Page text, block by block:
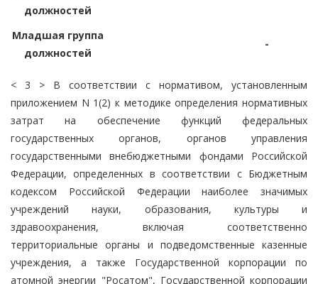
должностей
Младшая группа
должностей
-
< 3 > В соответствии с нормативом, установленным
приложением N 1(2) к методике определения нормативных
затрат на обеспечение функций федеральных
государственных органов, органов управления
государственными внебюджетными фондами Российской
Федерации, определенных в соответствии с Бюджетным
кодексом Российской Федерации наиболее значимых
учреждений науки, образования, культуры и
здравоохранения, включая соответственно
территориальные органы и подведомственные казенные
учреждения, а также Государственной корпорации по
атомной энергии "Росатом", Государственной корпорации